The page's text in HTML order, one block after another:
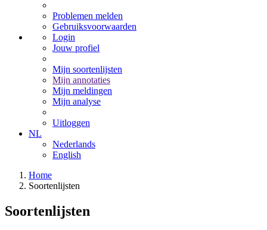
Problemen melden
Gebruiksvoorwaarden
Login
Jouw profiel
Mijn soortenlijsten
Mijn annotaties
Mijn meldingen
Mijn analyse
Uitloggen
NL
Nederlands
English
Home
Soortenlijsten
Soortenlijsten